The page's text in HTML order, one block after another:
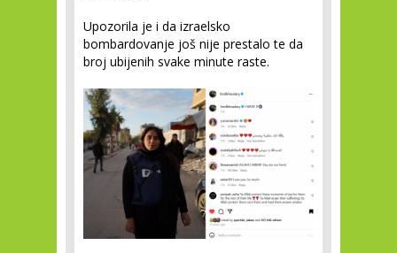
Upozorila je i da izraelsko
bombardovanje još nije prestalo te da
broj ubijenih svake minute raste.